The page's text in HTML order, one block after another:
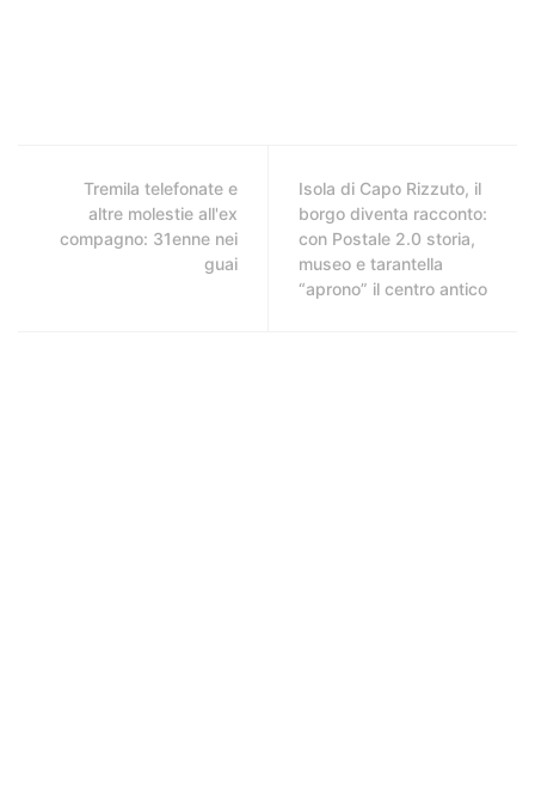
Tremila telefonate e
altre molestie all'ex
compagno: 31enne nei
guai
Isola di Capo Rizzuto, il
borgo diventa racconto:
con Postale 2.0 storia,
museo e tarantella
“aprono” il centro antico